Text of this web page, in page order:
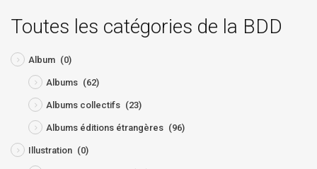
Toutes les catégories de la BDD
Album (0)
Albums (62)
Albums collectifs (23)
Albums éditions étrangères (96)
Illustration (0)